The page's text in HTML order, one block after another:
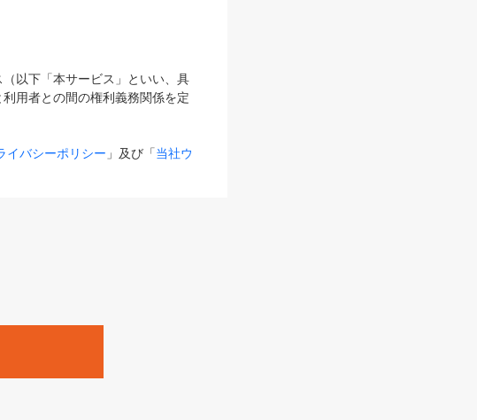
以下「本サービス」といい、具
用者との間の権利義務関係を定
イバシーポリシー 」及び「当社ウ
た場合、変更後のサービスを含
をいいます。
」「Biz/Zine」「HRzine」